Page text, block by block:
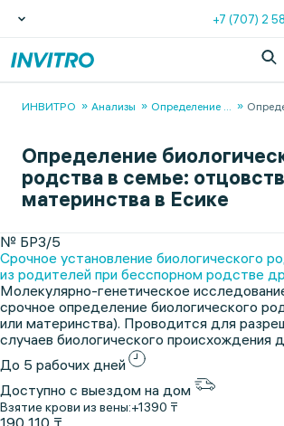
+7 (707) 2
ИНВИТРО Анализы Определение ...
Определение
родства в семье:
материнства в Есике
№ БР3/5
Срочное установление биологического
из родителей при бесспорном родстве
Молекулярно-генетическое
срочное определение биологического
или материнства). Проводится для
случаев биологического происхождения
До 5 рабочих дней
Доступно с выездом на дом
Взятие крови из вены:+1390 ₸
190 110 ₸